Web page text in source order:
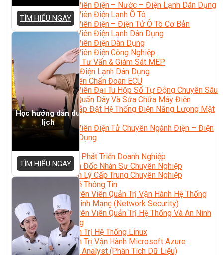
Kỹ Thuật Viên Điện – Nước – Điện Lạnh Dân Dụng
Kỹ Thuật Viên Điện Lạnh Ô Tô
Kỹ Thuật Viên Điện – Điện Tử Ô Tô Cơ Bản
Kỹ Thuật Viên Điện Lạnh Dân Dụng
Kỹ Thuật Viên Điện Dân Dụng
Kỹ Thuật Viên Điện Công Nghiệp
Nghiệp Vụ Tư Vấn & Giám Sát MEP
Sửa Chữa Điện Lạnh Dân Dụng
Chuyên Viên Chẩn Đoán ECU
Kỹ Thuật Viên Đại Tu Hộp Số Tự Động Chuyên Sâu
Kỹ Thuật Quấn Dây Và Sửa Chữa Máy Điện
Thiết Kế Lắp Đặt Hệ Thống Điện Năng Lượng Mặt
Trời
Kỹ Thuật Viên Điện Tử Chuyên Ngành Điện – Điện
Lạnh Dân Dụng
Quản Trị & Phát Triển Doanh Nghiệp
Giám Đốc Nhân Sự Chuyên Nghiệp
Quản Lý Cấp Trung Chuyên Nghiệp
Công Nghệ Thông Tin
Chuyên Viên Quản Trị Vận Hành Hệ Thống
An Ninh Mạng (Network Security)
Chuyên Viên Quản Trị Hệ Thống Và An Ninh
Mạng
Quản Trị Hệ Thống Linux
Quản Trị Vận Hành Microsoft Azure
Data Analyst (Phân Tích Dữ Liệu)
TÌM HIỂU NGAY
Học hướng dẫn du
lịch
TÌM HIỂU NGAY